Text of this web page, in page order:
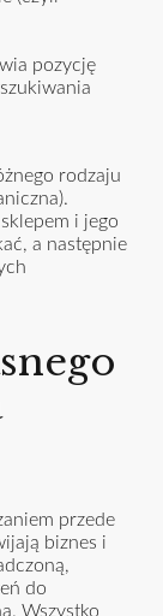
pozycję
rodzaju
i jego
a następnie
przede
biznes i
do
Wszystko